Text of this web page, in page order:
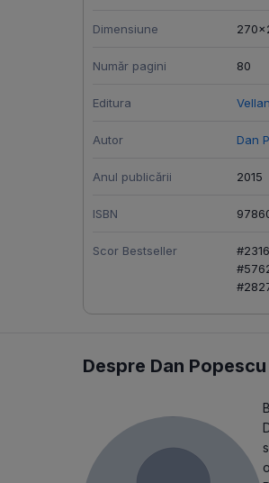
Dimensiune
Număr pagini 80
Editura
Autor Dan
Anul publicării 2015
ISBN
Scor Bestseller
Despre Dan Popescu